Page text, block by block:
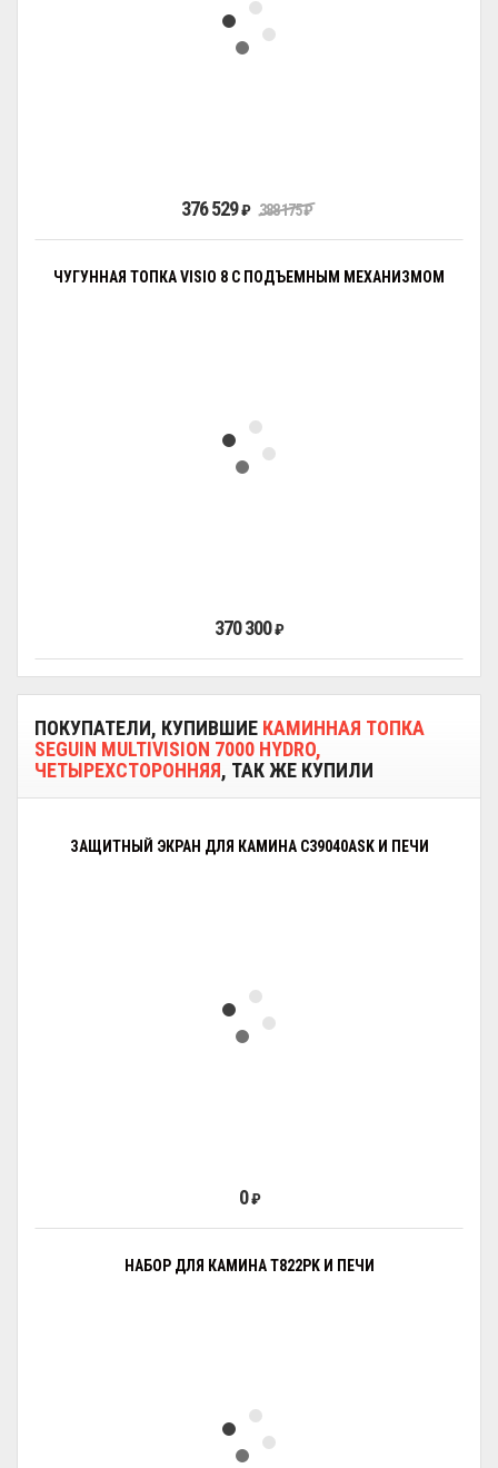
376 529₽ 388 175₽
ЧУГУННАЯ ТОПКА VISIO 8 С ПОДЪЕМНЫМ МЕХАНИЗМОМ
370 300₽
ПОКУПАТЕЛИ, КУПИВШИЕ КАМИННАЯ ТОПКА
SEGUIN MULTIVISION 7000 HYDRO,
ЧЕТЫРЕХСТОРОННЯЯ, ТАК ЖЕ КУПИЛИ
ЗАЩИТНЫЙ ЭКРАН ДЛЯ КАМИНА C39040ASK И ПЕЧИ
0₽
НАБОР ДЛЯ КАМИНА T822PK И ПЕЧИ